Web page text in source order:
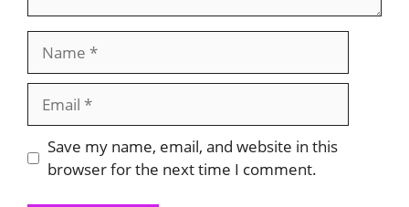
Save my name, email, and website in this
browser for the next time I comment.